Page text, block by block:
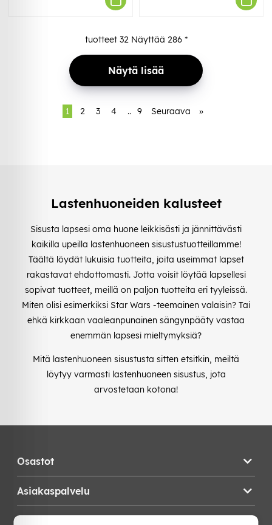
tuotteet 32Näyttää 286*
Näytä lisää
1 2 3 4 .. 9 Seuraava »
Lastenhuoneiden kalusteet
Sisusta lapsesi oma huone leikkisästi ja jännittävästi
kaikilla upeilla lastenhuoneen sisustustuotteillamme!
Täältä löydät lukuisia tuotteita, joita useimmat lapset
rakastavat ehdottomasti. Jotta voisit löytää lapsellesi
sopivat tuotteet, meillä on paljon tuotteita eri tyyleissä.
Miten olisi esimerkiksi Star Wars -teemainen valaisin? Tai
ehkä kirkkaan vaaleanpunainen sängynpääty vastaa
enemmän lapsesi mieltymyksiä?
Mitä lastenhuoneen sisustusta sitten etsitkin, meiltä
löytyy varmasti lastenhuoneen sisustus, jota
arvostetaan kotona!
Osastot
Asiakaspalvelu